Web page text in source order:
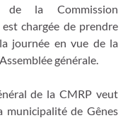
de la Commission
chargée de prendre
journée en vue de la
générale.
de la CMRP veut
municipalité de Gênes